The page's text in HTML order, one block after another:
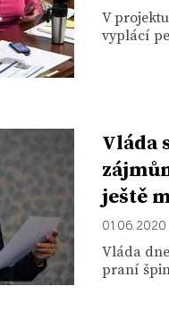
V
vyplácí
Vláda
ještě
01. 06. 2020
Vláda
praní